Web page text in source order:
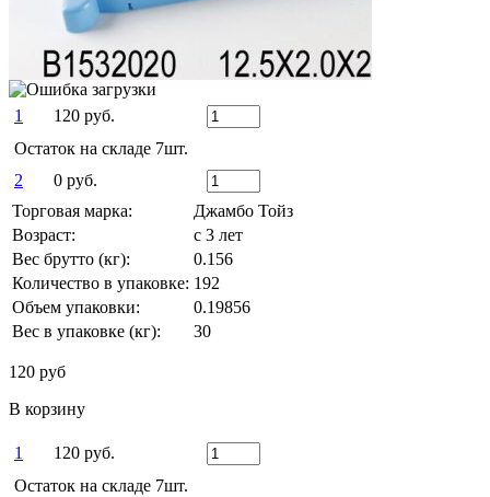
1
120 руб.
Остаток на складе 7шт.
2
0 руб.
Торговая марка:
Джамбо Тойз
Возраст:
с 3 лет
Вес брутто (кг):
0.156
Количество в упаковке: 192
Объем упаковки:
0.19856
Вес в упаковке (кг):
30
120 руб
В корзину
1
120 руб.
Остаток на складе 7шт.